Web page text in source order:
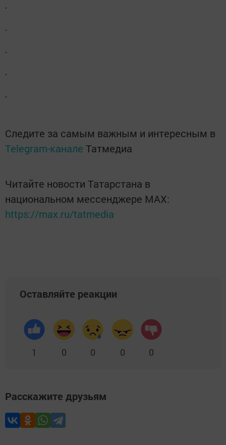
Следите за самым важным и интересным в
Telegram-канале Татмедиа
Читайте новости Татарстана в
национальном мессенджере MАХ:
https://max.ru/tatmedia
Оставляйте реакции
1 0 0 0 0
Расскажите друзьям